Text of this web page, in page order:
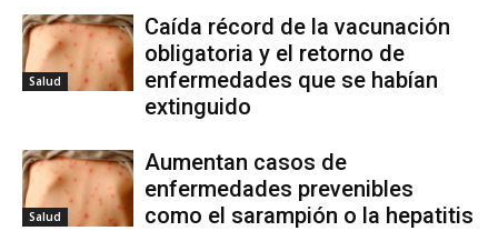
Salud
Caída récord de la vacunación
obligatoria y el retorno de
enfermedades que se habían
extinguido
Salud
Aumentan casos de
enfermedades prevenibles
como el sarampión o la hepatitis